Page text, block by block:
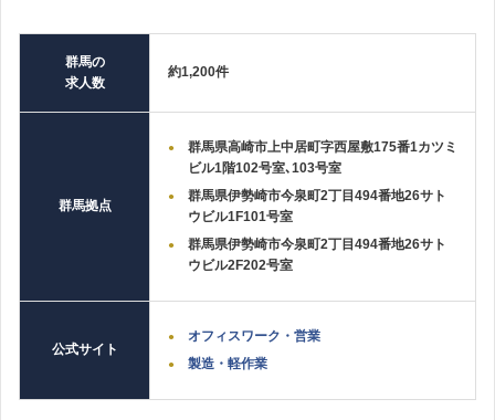
群馬の
求人数
約1,200件
群馬拠点
群馬県高崎市上中居町字西屋敷175番1カツミ
ビル1階102号室､103号室
群馬県伊勢崎市今泉町2丁目494番地26サト
ウビル1F101号室
群馬県伊勢崎市今泉町2丁目494番地26サト
ウビル2F202号室
公式サイト
オフィスワーク・営業
製造・軽作業